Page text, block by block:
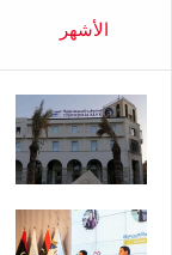
الأشهر